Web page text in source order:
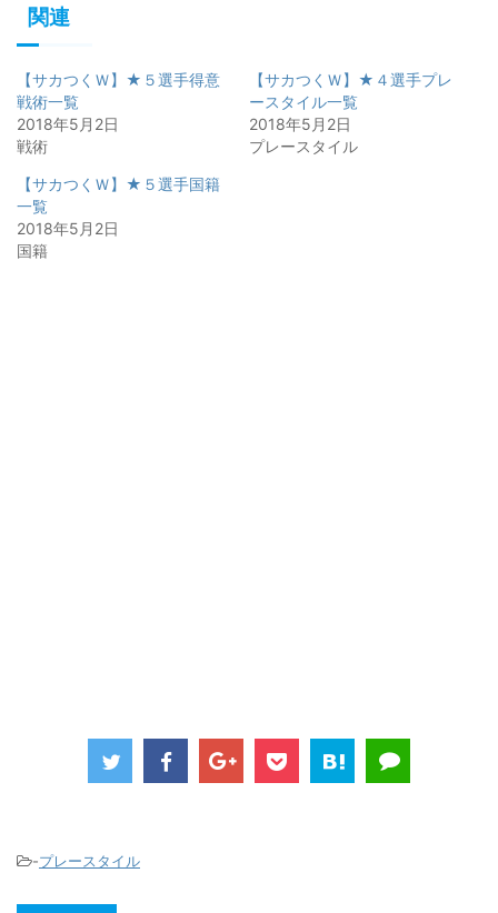
関連
【サカつくＷ】★５選手得意
戦術一覧
2018年5月2日
戦術
【サカつくＷ】★４選手プレ
ースタイル一覧
2018年5月2日
プレースタイル
【サカつくＷ】★５選手国籍
一覧
2018年5月2日
国籍
-プレースタイル